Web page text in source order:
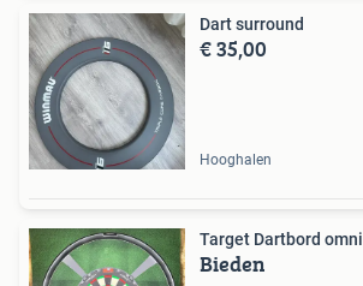
Dart surround
€ 35,00
Hooghalen
Target Dartbord omni
Bieden